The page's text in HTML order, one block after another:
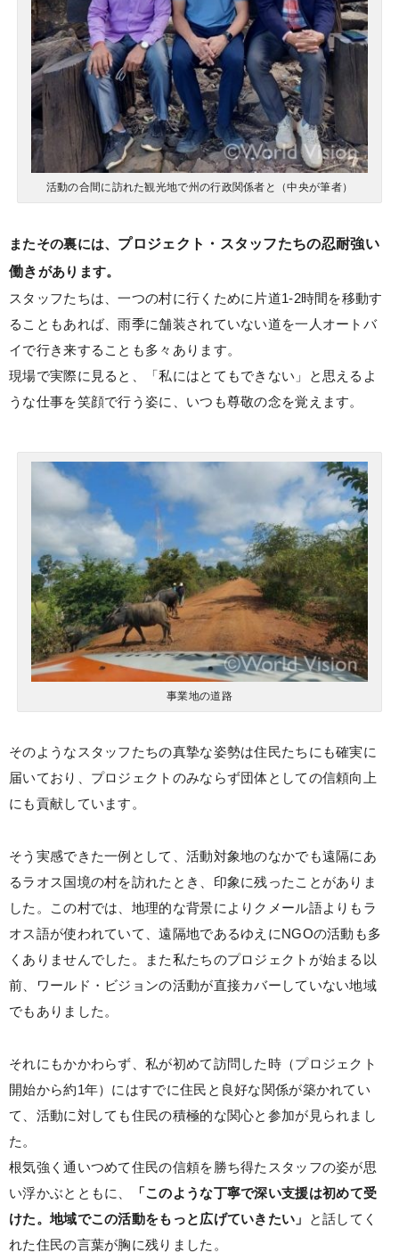
活動の合間に訪れた観光地で州の行政関係者と（中央が筆者）
またその裏には、 プロジェクト・スタッフたちの忍耐強い
働きがあります。
スタッフたちは、一つの村に行くために片道1-2時間を移動す
ることもあれば、雨季に舗装されていない道を一人オートバ
イで行き来することも多々あります。
現場で実際に見ると、「私にはとてもできない」と思えるよ
うな仕事を笑顔で行う姿に、いつも尊敬の念を覚えます。
事業地の道路
そのようなスタッフたちの真摯な姿勢は住民たちにも確実に
届いており、プロジェクトのみならず団体としての信頼向上
にも貢献しています。
そう実感できた一例として、活動対象地のなかでも遠隔にあ
るラオス国境の村を訪れたとき、印象に残ったことがありま
した。この村では、地理的な背景によりクメール語よりもラ
オス語が使われていて、遠隔地であるゆえにNGOの活動も多
くありませんでした。また私たちのプロジェクトが始まる以
前、ワールド・ビジョンの活動が直接カバーしていない地域
でもありました。
それにもかかわらず、私が初めて訪問した時（プロジェクト
開始から約1年）にはすでに住民と良好な関係が築かれてい
て、活動に対しても住民の積極的な関心と参加が見られまし
た。
根気強く通いつめて住民の信頼を勝ち得たスタッフの姿が思
い浮かぶとともに、
「このような丁寧で深い支援は初めて受
けた。地域でこの活動をもっと広げていきたい」
と話してく
れた住民の言葉が胸に残りました。